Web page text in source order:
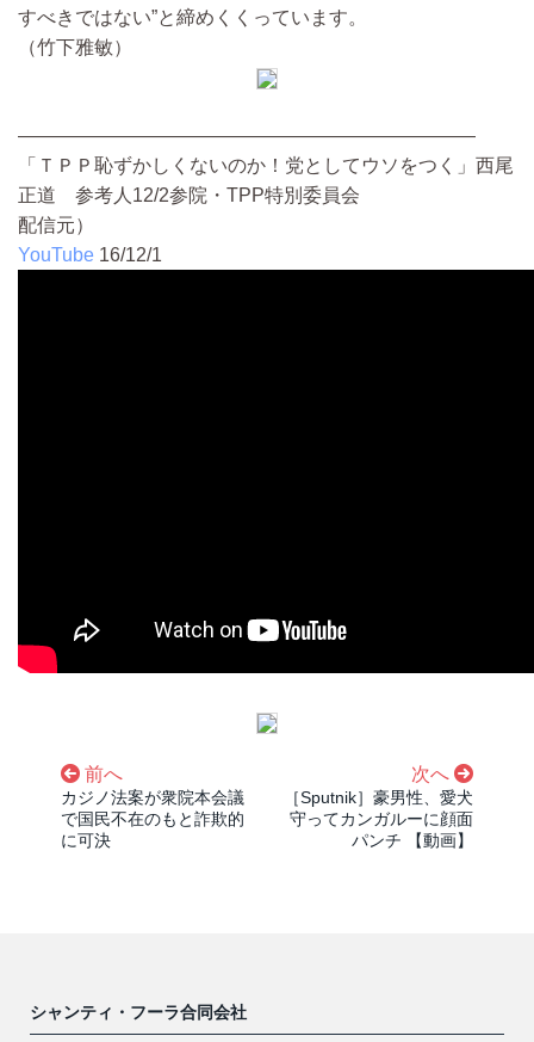
すべきではない”と締めくくっています。
（竹下雅敏）
――――――――――――――――――――――――
「ＴＰＰ恥ずかしくないのか！党としてウソをつく」西尾
正道 参考人12/2参院・TPP特別委員会
配信元）
YouTube 16/12/1
前へ
カジノ法案が衆院本会議
で国民不在のもと詐欺的
に可決
次へ
［Sputnik］豪男性、愛犬
守ってカンガルーに顔面
パンチ 【動画】
シャンティ・フーラ合同会社